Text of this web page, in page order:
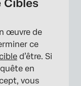
Cibles
œuvre de
ce
d’être. Si
en
vous